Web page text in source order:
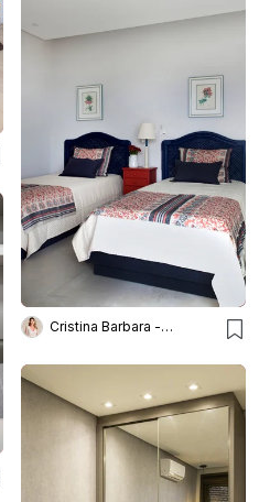
Cristina Barbara - Barbara e Purchio